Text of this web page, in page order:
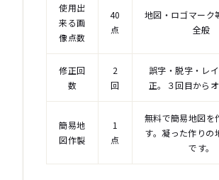
使用出
来る画
像点数
40
点
地図・ロゴマーク
全般
修正回
数
2
回
誤字・脱字・レ
正。３回目から
簡易地
図作製
1
点
無料で簡易地図を
す。凝った作りの
です。